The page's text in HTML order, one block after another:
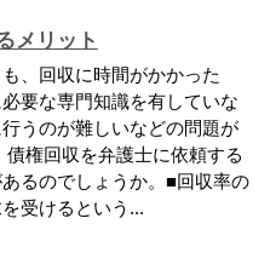
メリット
、回収に時間がかかった
要な専門知識を有していな
うのが難しいなどの問題が
権回収を弁護士に依頼する
るのでしょうか。■回収率の
受けるという...